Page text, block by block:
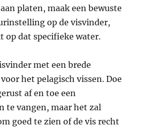
platen, maak een bewuste
op de visvinder,
op dat specifieke water.
met een brede
het pelagisch vissen. Doe
af en toe een
te vangen, maar het zal
goed te zien of de vis recht